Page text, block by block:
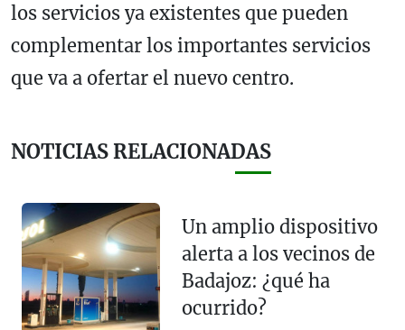
los servicios ya existentes que pueden
complementar los importantes servicios
que va a ofertar el nuevo centro.
NOTICIAS RELACIONADAS
Un amplio dispositivo
alerta a los vecinos de
Badajoz: ¿qué ha
ocurrido?